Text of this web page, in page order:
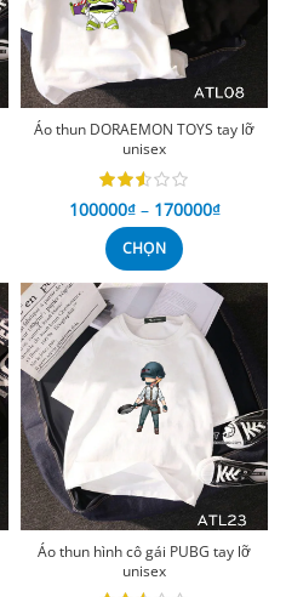
Áo thun DORAEMON TOYS tay lỡ
unisex
100000₫ – 170000₫
CHỌN
Áo thun hình cô gái PUBG tay lỡ
unisex